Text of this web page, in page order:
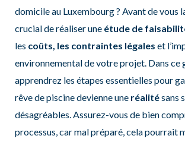
domicile au Luxembourg ? Avant de vous
crucial de réaliser une étude de
les coûts, les contraintes légales et
environnemental de votre projet. Dans ce
apprendrez les étapes essentielles pour
rêve de piscine devienne une réalitésans
désagréables. Assurez-vous de bien
processus, car mal préparé, cela pourrait